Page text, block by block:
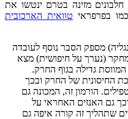
מזינה בטרם ינטשו את
בפרפראי טוואית הארכובית
מספק הסבר נוסף לעובדה
(נערך על חיפושית) מצא
גדילה בגוף החרק.
החיסונית של החרק ובכך
הורמון זה, המכונה גם
גם האנזים האחראי על
שתהליך זה קורה איפה גם